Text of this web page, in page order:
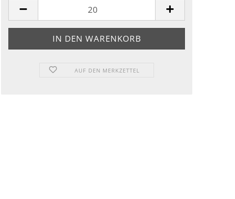
AUF DEN MERKZETTEL